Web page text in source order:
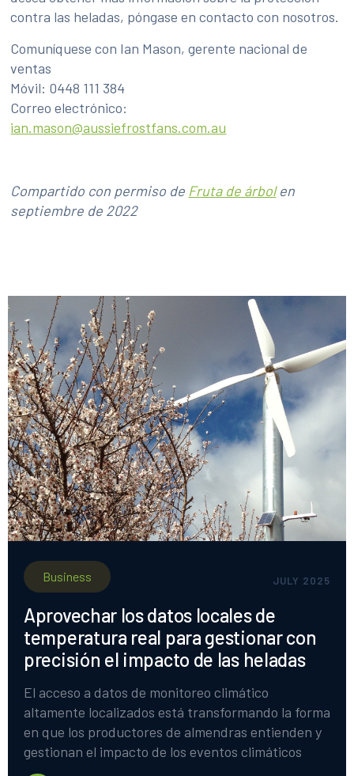
contra las heladas, póngase en contacto con nosotros.
Comuníquese con Ian Mason, gerente nacional de
ventas
Móvil: 0448 111 384
Correo electrónico:
ian.mason@aussiefrostfans.com.au
Compartido con permiso de Fruta de árbolen
septiembre de 2022
Business JULY 2025
Aprovechar los datos locales de
temperatura real para gestionar con
precisión el impacto de las heladas
El acceso a datos de monitoreo climático
altamente localizados está transformando la forma
en que los productores de almendras entienden y
gestionan el impacto de los eventos climáticos
severos, en particular las heladas. Los datos